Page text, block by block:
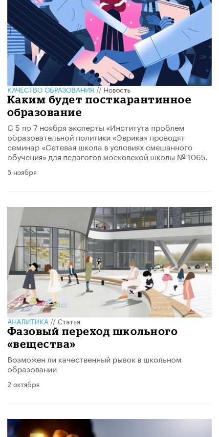
КАЧЕСТВО ОБРАЗОВАНИЯ//Новость
Каким будет посткарантинное
образование
С 5 по 7 ноября эксперты «Института проблем
образовательной политики «Эврика» проводят
семинар «Сетевая школа в условиях смешанного
обучения» для педагогов московской школы № 1065.
5 ноября
АНАЛИТИКА//Статья
Фазовый переход школьного
«вещества»
Возможен ли качественный рывок в школьном
образовании
2 октября